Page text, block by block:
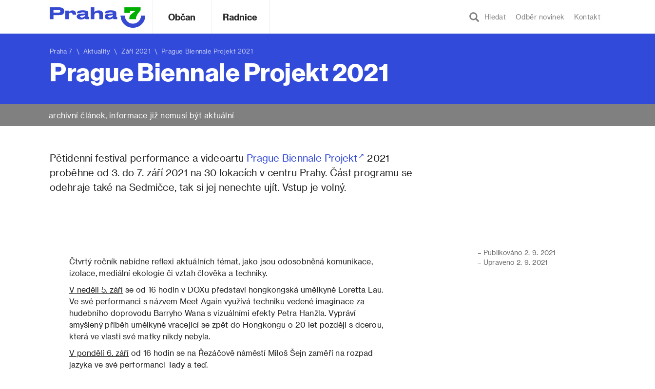
Hledat Odběr novinek Kontakt
Občan Radnice
Praha 7 \ Aktuality \ Září 2021 \ Prague Biennale Projekt 2021
Prague Biennale Projekt 2021
archivní článek, informace již nemusí být aktuální
Pětidenní festival performance a videoartu Prague Biennale Projekt
2021
proběhne od 3. do 7. září 2021 na 30 lokacích v centru Prahy. Část programu se
odehraje také na Sedmičce, tak si jej nenechte ujít. Vstup je volný.
Čtvrtý ročník nabídne reflexi aktuálních témat, jako jsou odosobněná komunikace,
izolace, mediální ekologie či vztah člověka a techniky.
V neděli 5. září se od 16 hodin v DOXu představí hongkongská umělkyně Loretta Lau.
Ve své performanci s názvem Meet Again využívá techniku vedené imaginace za
hudebního doprovodu Barryho Wana s vizuálními efekty Petra Hanžla. Vypráví
smyšlený příběh umělkyně vracející se zpět do Hongkongu o 20 let později s dcerou,
která ve vlasti své matky nikdy nebyla.
V pondělí 6. září od 16 hodin se na Řezáčově náměstí Miloš Šejn zaměří na rozpad
jazyka ve své performanci Tady a teď.
– Publikováno 2. 9. 2021
– Upraveno 2. 9. 2021